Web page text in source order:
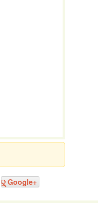
Google+